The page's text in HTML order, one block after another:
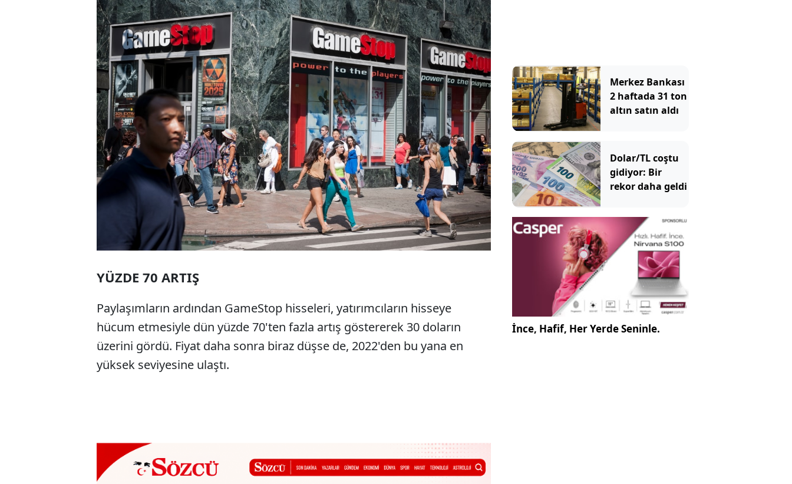
YÜZDE 70 ARTIŞ
Paylaşımların ardından GameStop hisseleri, yatırımcıların hisseye
hücum etmesiyle dün yüzde 70'ten fazla artış göstererek 30 doların
üzerini gördü. Fiyat daha sonra biraz düşse de, 2022'den bu yana en
yüksek seviyesine ulaştı.
Merkez Bankası
2 haftada 31 ton
altın satın aldı
Dolar/TL coştu
gidiyor: Bir
rekor daha geldi
İnce, Hafif, Her Yerde Seninle.